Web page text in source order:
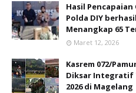
Hasil Pencapaian
Polda DIY
Menangkap 65
Maret 12, 2026
Kasrem 072/
Diksar Integratif
2026 di Magelang